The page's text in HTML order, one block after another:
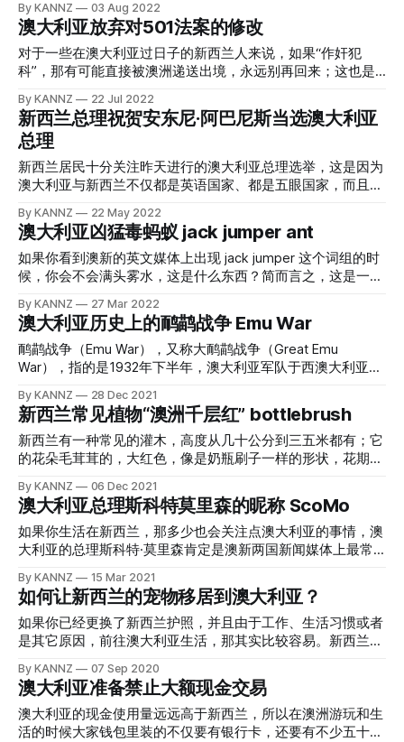
受欢迎的。说是双向流动，但实际上人口的流动更倾向于“单
向”，也就是新西兰人更喜欢去澳大利亚。新西兰人首选的目
的地，是移民到澳洲的几个大城市：悉尼、布里斯班、墨尔本
和珀斯等。 在澳大利亚的新西兰人之前在抵达澳大利亚后获
亚
被错误认为和澳大利亚的法庭有什么关系，实际上没有。 袋
鼠法庭词源到底如何，目前还有待考证，有一些证据表明“袋
鼠法庭”可能是在十七到十八世纪美国西部的加利福尼亚淘金
热期间出现的，那时候，成千上万的澳大利亚人蜂拥而至。由
箱操作、或者是仓促处理，导致司法不公。 从字面解释上
看，该术语来自“跳跃式”司法程序的概念，就像袋鼠一样；换
句话说，“跳过”（故意忽略）有利于被告的证据，直接对被告
进行不利的判决。另一种词源是，
也就是说你在入境澳大利亚后，可以在90天之内合法使用新西
兰的驾照，驾驶汽车。如果超过这个时间，那么你还是需要在
所在地申请驾驶执照，本文随后会介绍。 九十天的时间对于
绝大部分的游客来说，都足够了。如果你想要在澳洲境内使用
可以“出境澳洲”再入境，这样你又获得了90天的新的有效期。
使用新西兰驾照转换成澳洲的驾照？ 申请转换非常容易，只
要你年满21周岁，准备一份澳大利亚的地址证明信 Proof of
Residency in Australia，带上你的新西兰全驾照和你的护照，
然后前往澳洲 RTA (Roads & Traffic Authority 澳大利亚道路交
可。 同时，你还需要进行一下视力测试，进行现场拍照，然
后付费。等几天后，就能够拿到澳洲的驾照啦。 澳大利亚很
大，所以每个州的申请流程有些许的不同，有些人
By KANNZ 03 Aug 2022
澳大利亚放弃对501法案的修改
对于一些在澳大利亚过日子的新西兰人来说，如果“作奸犯
科”，那有可能直接被澳洲递送出境，永远别再回来；这也是
从澳洲被“打包送回来的”。对一些惴惴不安的Kiwi来说，好消
息到了，澳大利亚参议院已经否决了富有争议的 501 法案
（controversial 501 law），澳洲对新西兰“坏人”的驱逐力度
不会增强；如果这条法案的修改通过了澳大利亚政府将拥有比
以往更多的权力来驱逐在澳大利亚境内“作案”的新西兰人。 目
入境澳洲的特殊签证，可以因品格原因被取消；若501法案通
过，则某人如果犯下了能被判刑两年以上的罪，就可以被直接
递解出境，都不需要坐牢这个过程了。澳大利亚参议院原定于
3 月对该法案进行投票，但在最后一刻被推迟到今年的澳大利
示，目前政府将要软化澳大利亚对违反501法案的“坏人”坚决
驱逐的态度，但目前，暂不会做出任何改变。 新西兰警方和
政界人士认为，澳洲 501 法案是新西兰近年帮派犯罪增加的幕
后黑手，从澳洲因为501“快
By KANNZ 22 Jul 2022
新西兰总理祝贺安东尼·阿巴尼斯当选澳大利亚
总理
新西兰居民十分关注昨天进行的澳大利亚总理选举，这是因为
澳大利亚与新西兰不仅都是英语国家、都是五眼国家，而且新
家长，新西兰人自然要上心了。在选举结果尘埃落定后，新西
兰总理 Jacinda Ardern 祝贺 Anthony Albanese 和澳大利亚工
党赢得澳大利亚联邦大选。 这次澳大利亚的选举时间很长，
经过六周的竞选活动，澳大利亚工党安东尼·阿巴尼斯战胜了
治。 新西兰总理说她今天早上，与阿巴尼斯总理进行了交
谈。“这是一次温暖的谈话，我真的很期待很快与他正式会
面，”阿德恩说。“安东尼和我以前有机会见过面，我毫不怀疑
我们将建立牢固的工作关系，为两国提供良好的服务。” 阿巴
他在包括移民在内的关键问题上采取了更温和的立场，并反对
莫里森政府提出的增加 501 人驱逐出境的提议：这是澳新两国
之间目前的痛点，新西兰人也不欢迎这些被澳洲驱逐的“新西
兰籍罪犯回到本土”。 新西兰总理表示，澳大利亚是新西兰“最
By KANNZ 22 May 2022
澳大利亚凶猛毒蚂蚁 jack jumper ant
如果你看到澳新的英文媒体上出现 jack jumper 这个词组的时
候，你会不会满头雾水，这是什么东西？简而言之，这是一种
性、甚至能杀死人的蚂蚁。 Jack jumper ant ，中文名“跳线
蚁”，英文也叫做 jumping jack，hopper / jumper ant 都可
以，它主要分布在澳洲的塔斯马尼亚和澳洲东南的部分，南
澳、维多利亚和新南威尔士以及首都行政区，都有分布。 这
名，它最大的特点就是“不仅爬得快，还能跳”，而且个头不
小：工蚁的长度为 12-14 毫米，雄蚁的长度为 11-12 毫米，蚁
后则为 14-16 毫米。 “跳杰克”主要在白天活动，
By KANNZ 27 Mar 2022
澳大利亚历史上的鸸鹋战争 Emu War
鸸鹋战争（Emu War），又称大鸸鹋战争（Great Emu
War），指的是1932年下半年，澳大利亚军队于西澳大利亚州
诉当地土生土长的鸟类鸸鹋种群数量太多，成天四处蹓跶，导
致了当地的食物与淡水匮乏。为了遏制鸸鹋数量的增长，澳大
利亚军方派出了装备有机枪的士兵，进行了对鸸鹋的大规模剿
灭行动。这次剿灭行动被后世称作“鸸鹋战争”。 鸸鹋（学名：
鸟类，为鸸鹋属唯一的物种。由于仅分布于澳大利亚，是国徽
上的动物之一，也译作澳大利亚鸵鸟。鸸鹋通常居住于人口稀
少的地方，但不包括密林和沙漠。它们逐水草而栖息，是鸟类
中的机会主义者。它们爱追随雨水，鸸鹋还是游泳健将，能够
虫、幼虫或任何可食用的东西。为帮助消化，他们还会吞下小
石头。虽然鸸鹋经常都会吃掉农夫的农作物，但由于它们亦爱
吃农作物的昆虫，使农作物生长的更好，澳大利亚的农民对他
们又爱又恨。鸸鹋基本上是独居动物，它们在到处寻找食物，
By KANNZ 28 Dec 2021
新西兰常见植物“澳洲千层红” bottlebrush
新西兰有一种常见的灌木，高度从几十公分到三五米都有；它
的花朵毛茸茸的，大红色，像是奶瓶刷子一样的形状，花期
物，澳洲千层红，俗名 bottlebrush（奶瓶刷）；它的俗名来
自于它的花朵的形状。 千层红的学名是 Callistemon，植物学
上，它是桃金娘科下面的红千层属，常绿灌木。原产自澳大利
亚，目前在全世界很多地方都有移种和栽种。桃金娘科的植
发现的桃金娘科的植物有一百多个属，将近六千种，广泛分布
于世界的热带和亚热带地区，温带地区也有它们的踪迹。 新
西兰的夏天，火红的圣诞树开放，你有没有觉得圣诞树
（Pohutukawa）的花朵和红千层有点像呢？没错的，这两种
了。当然，Pohutukawa 的树形更大，能生长到十几二十米
高，而且花朵形状是圆形的，向上开；而澳洲红千层的“奶瓶
刷花朵”往往是冲下（地面方向）、或者是斜斜的向上的。 如
果你喜欢红千层的花朵形状、四季常青的属性和火红艳丽的颜
By KANNZ 06 Dec 2021
澳大利亚总理斯科特莫里森的昵称 ScoMo
如果你生活在新西兰，那多少也会关注点澳大利亚的事情，澳
大利亚的总理斯科特·莫里森肯定是澳新两国新闻媒体上最常
一个“昵称”，叫 ScoMo，或者是 Scomo，这个英文单词不存
在，而是用 Scott-Morrison 的前几个字母连起来创造出来
的。 不过，根据站长自己的经验之谈，Scomo 通常出现的地
方并非是“正面”描写澳洲总理的地方，而是在吐槽、或者是呈
容、或者是客观描述的文章内，通常会更为正式的写上 Scott
Morrison 或者是 Prime Minister ，而不会用这种有点“歪着嘴
说出来”的英文单词。
By KANNZ 15 Mar 2021
如何让新西兰的宠物移居到澳大利亚？
如果你已经更换了新西兰护照，并且由于工作、生活习惯或者
是其它原因，前往澳大利亚生活，那其实比较容易。新西兰和
生活很便利。那么，如果你的汪星人或者喵星人，一同随你全
家从新西兰前往澳洲，需要什么样的手续吗？需要入境隔离
吗？ 答案是，只要钱够，阿猫阿狗从新西兰到澳大利亚不是
问题；也不是太贵，一只猫不到一千，狗狗贵一点，便宜的一
By KANNZ 07 Sep 2020
澳大利亚准备禁止大额现金交易
澳大利亚的现金使用量远远高于新西兰，所以在澳洲游玩和生
活的时候大家钱包里装的不仅要有银行卡，还要有不少五十块